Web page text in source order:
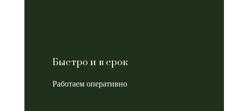
Быстро и в срок
Работаем оперативно